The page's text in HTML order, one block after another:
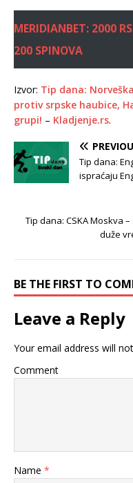
MERIDIANBET: 2000
200 SPINOVA
Izvor: Tip dana:
protiv srpske haubice,
grupi! – Kladjenje.rs.
Tip dana:
ispraćaju
Tip dana: CSKA Moskva
duže
BE THE FIRST TO
Leave a Reply
Your email address will
Comment
Name *